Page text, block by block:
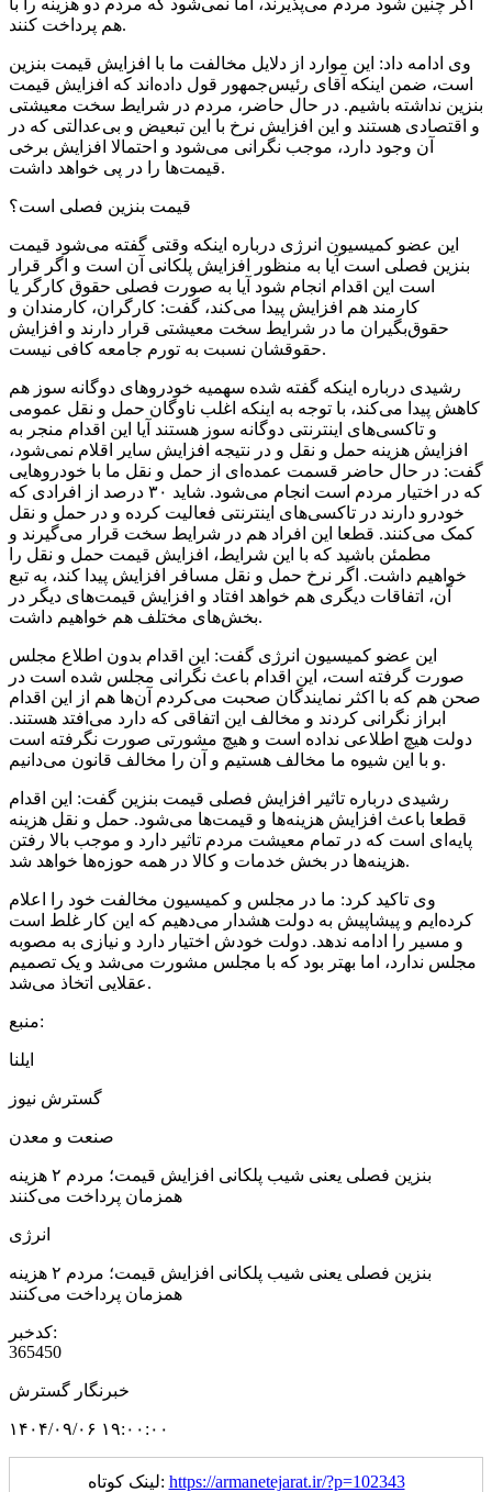
هم پرداخت کنند.
وی ادامه داد: این موارد از دلایل مخالفت ما با افزایش قیمت بنزین
است، ضمن اینکه آقای رئیس‌جمهور قول داده‌اند که افزایش قیمت
بنزین نداشته باشیم. در حال حاضر، مردم در شرایط سخت معیشتی
و اقتصادی هستند و این افزایش نرخ با این تبعیض و بی‌عدالتی که در
آن وجود دارد، موجب نگرانی می‌شود و احتمالا افزایش برخی
قیمت‌ها را در پی خواهد داشت.
قیمت بنزین فصلی است؟
این عضو کمیسیون انرژی درباره اینکه وقتی گفته می‌شود قیمت
بنزین فصلی است آیا به منظور افزایش پلکانی آن است و اگر قرار
است این اقدام انجام شود آیا به صورت فصلی حقوق کارگر یا
کارمند هم افزایش پیدا می‌کند، گفت: کارگران، کارمندان و
حقوق‌بگیران ما در شرایط سخت معیشتی قرار دارند و افزایش
حقوقشان نسبت به تورم جامعه کافی نیست.
رشیدی درباره اینکه گفته شده سهمیه خودروهای دوگانه سوز هم
کاهش پیدا می‌کند، با توجه به اینکه اغلب ناوگان حمل و نقل عمومی
و تاکسی‌های اینترنتی دوگانه سوز هستند آیا این اقدام منجر به
افزایش هزینه حمل و نقل و در نتیجه افزایش سایر اقلام نمی‌شود،
گفت: در حال حاضر قسمت عمده‌ای از حمل و نقل ما با خودروهایی
که در اختیار مردم است انجام می‌شود. شاید ۳۰ درصد از افرادی که
خودرو دارند در تاکسی‌های اینترنتی فعالیت کرده و در حمل و نقل
کمک می‌کنند. قطعا این افراد هم در شرایط سخت قرار می‌گیرند و
مطمئن باشید که با این شرایط، افزایش قیمت حمل و نقل را
خواهیم داشت. اگر نرخ حمل و نقل مسافر افزایش پیدا کند، به تبع
آن، اتفاقات دیگری هم خواهد افتاد و افزایش قیمت‌های دیگر در
بخش‌های مختلف هم خواهیم داشت.
این عضو کمیسیون انرژی گفت: این اقدام بدون اطلاع مجلس
صورت گرفته است، این اقدام باعث نگرانی مجلس شده است در
صحن هم که با اکثر نمایندگان صحبت می‌کردم آن‌ها هم از این اقدام
ابراز نگرانی کردند و مخالف این اتفاقی که دارد می‌افتد هستند.
دولت هیچ اطلاعی نداده است و هیچ مشورتی صورت نگرفته است
و با این شیوه ما مخالف هستیم و آن را مخالف قانون می‌دانیم.
رشیدی درباره تاثیر افزایش فصلی قیمت بنزین گفت: این اقدام
قطعا باعث افزایش هزینه‌ها و قیمت‌ها می‌شود. حمل و نقل هزینه
پایه‌ای است که در تمام معیشت مردم تاثیر دارد و موجب بالا رفتن
هزینه‌ها در بخش خدمات و کالا در همه حوزه‌ها خواهد شد.
وی تاکید کرد: ما در مجلس و کمیسیون مخالفت خود را اعلام
کرده‌ایم و پیشاپیش به دولت هشدار می‌دهیم که این کار غلط است
و مسیر را ادامه ندهد. دولت خودش اختیار دارد و نیازی به مصوبه
مجلس ندارد، اما بهتر بود که با مجلس مشورت می‌شد و یک تصمیم
عقلایی اتخاذ می‌شد.
منبع:
ایلنا
گسترش نیوز
صنعت و معدن
بنزین فصلی یعنی شیب پلکانی افزایش قیمت؛ مردم ۲ هزینه
همزمان پرداخت می‌کنند
انرژی
بنزین فصلی یعنی شیب پلکانی افزایش قیمت؛ مردم ۲ هزینه
همزمان پرداخت می‌کنند
کدخبر:
365450
خبرنگار گسترش
۱۴۰۴/۰۹/۰۶ ۱۹:۰۰:۰۰
لینک کوتاه: https://armanetejarat.ir/?p=102343